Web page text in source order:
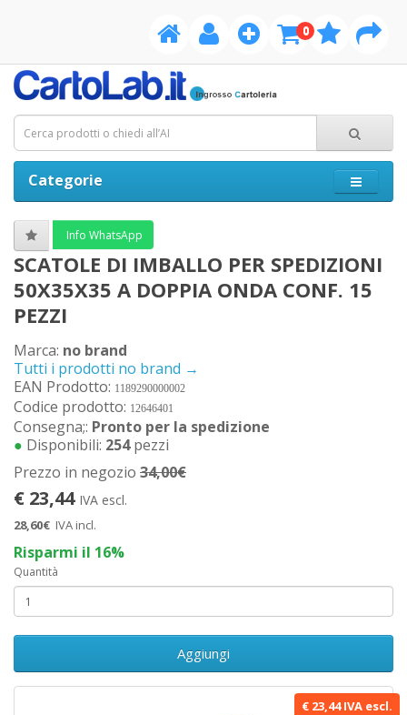
0
Categorie
€ 23,44 IVA escl.
Info WhatsApp
SCATOLE DI IMBALLO PER SPEDIZIONI
50X35X35 A DOPPIA ONDA CONF. 15
PEZZI
Marca: no brand
Tutti i prodotti no brand →
EAN Prodotto: 1189290000002
Codice prodotto: 12646401
Consegna;: Pronto per la spedizione
● Disponibili: 254pezzi
Prezzo in negozio 34,00€
€ 23,44 IVA escl.
28,60€ IVA incl.
Risparmi il 16%
Quantità
Aggiungi